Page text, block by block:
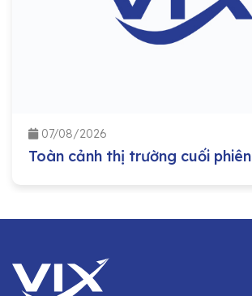
07/08/2026
Toàn cảnh thị trường cuối phiên